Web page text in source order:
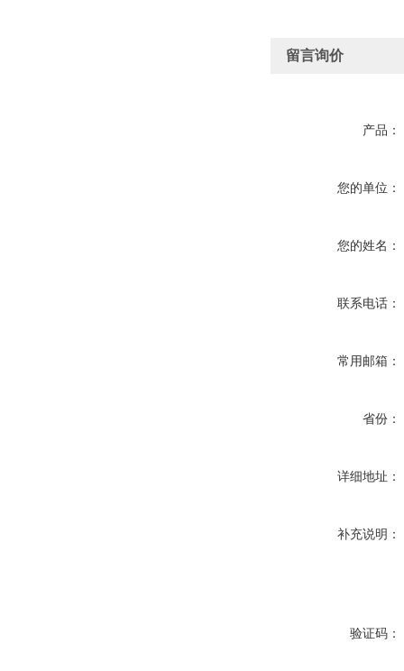
留言询价
产品：
您的单位：
您的姓名：
联系电话：
常用邮箱：
省份：
详细地址：
补充说明：
验证码：